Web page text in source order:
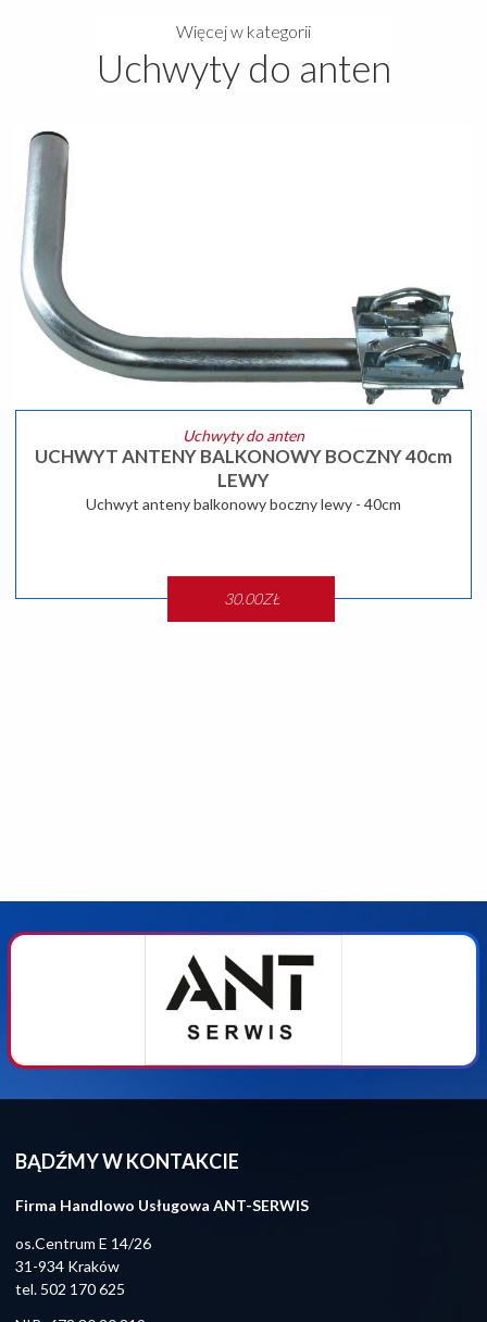
Więcej w kategorii
Uchwyty do anten
Uchwyty do anten
UCHWYT ANTENY BALKONOWY BOCZNY 40cm
LEWY
Uchwyt anteny balkonowy boczny lewy - 40cm
30.00ZŁ
BĄDŹMY W KONTAKCIE
Firma Handlowo Usługowa ANT-SERWIS
os.Centrum E 14/26
31-934 Kraków
tel. 502 170 625